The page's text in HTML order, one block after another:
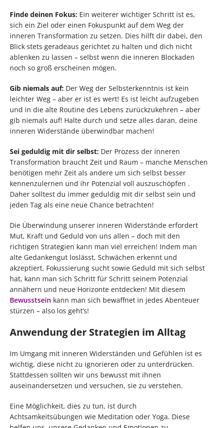
Finde deinen Fokus: Ein weiterer wichtiger Schritt ist es,
sich ein Ziel oder einen Fokuspunkt auf dem Weg der
inneren Transformation zu setzen. Dies hilft dir dabei, den
Blick stets geradeaus gerichtet zu halten und dich nicht
ablenken zu lassen – selbst wenn die inneren Blockaden
noch so groß erscheinen mögen.
Gib niemals auf: Der Weg der Selbsterkenntnis ist kein
leichter Weg – aber er ist es wert! Es ist leicht aufzugeben
und in die alte Routine des Lebens zurückzukehren – aber
gib niemals auf! Halte durch und setze alles daran, deine
inneren Widerstände überwindbar machen!
Sei geduldig mit dir selbst: Der Prozess der inneren
Transformation braucht Zeit und Raum – manche Menschen
benötigen mehr Zeit als andere um sich selbst besser
kennenzulernen und ihr Potenzial voll auszuschöpfen .
Daher solltest du immer geduldig mit dir selbst sein und
jeden Tag als eine neue Chance betrachten!
Die Überwindung unserer inneren Widerstände erfordert
Mut, Kraft und Geduld von uns allen – doch mit den
richtigen Strategien kann man viel erreichen! Indem man
alte Gedankengut loslässt, Schwächen erkennt und
akzeptiert, Fokussierung sucht sowie Geduld mit sich selbst
hat, kann man sich Schritt für Schritt seinem Potenzial
annähern und neue Horizonte entdecken! Mit diesem
Bewusstsein kann man sich bewaffnet in jedes Abenteuer
stürzen – also los geht’s!
Anwendung der Strategien im Alltag
Im Umgang mit inneren Widerständen und Gefühlen ist es
wichtig, diese nicht zu ignorieren oder zu unterdrücken.
Stattdessen sollten wir uns bewusst mit ihnen
auseinandersetzen und versuchen, sie zu verstehen.
Eine Möglichkeit, dies zu tun, ist durch
Achtsamkeitsübungen wie Meditation oder Yoga. Diese